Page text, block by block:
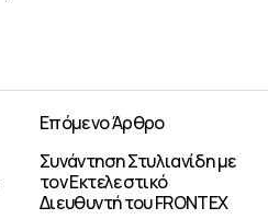
Επόμενο Άρθρο
Συνάντηση Στυλιανίδη με
τον Εκτελεστικό
Διευθυντή του FRONTEX